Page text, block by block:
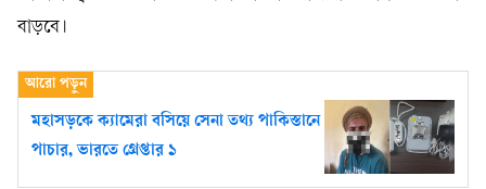
বাড়বে।
মহাসড়কে ক্যামেরা বসিয়ে সেনা তথ্য পাকিস্তানে
পাচার, ভারতে গ্রেপ্তার ১